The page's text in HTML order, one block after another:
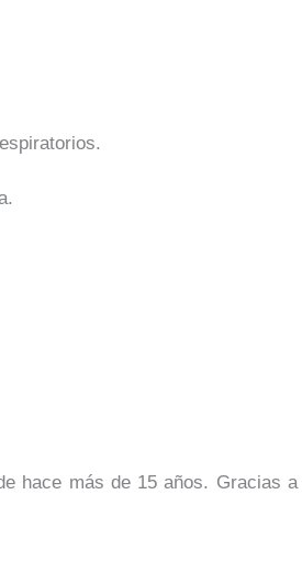
hace más de 15 años. Gracias